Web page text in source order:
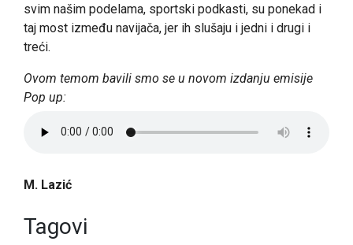
svim našim podelama, sportski podkasti, su ponekad i
taj most između navijača, jer ih slušaju i jedni i drugi i
treći.
Ovom temom bavili smo se u novom izdanju emisije
Pop up:
M. Lazić
Tagovi